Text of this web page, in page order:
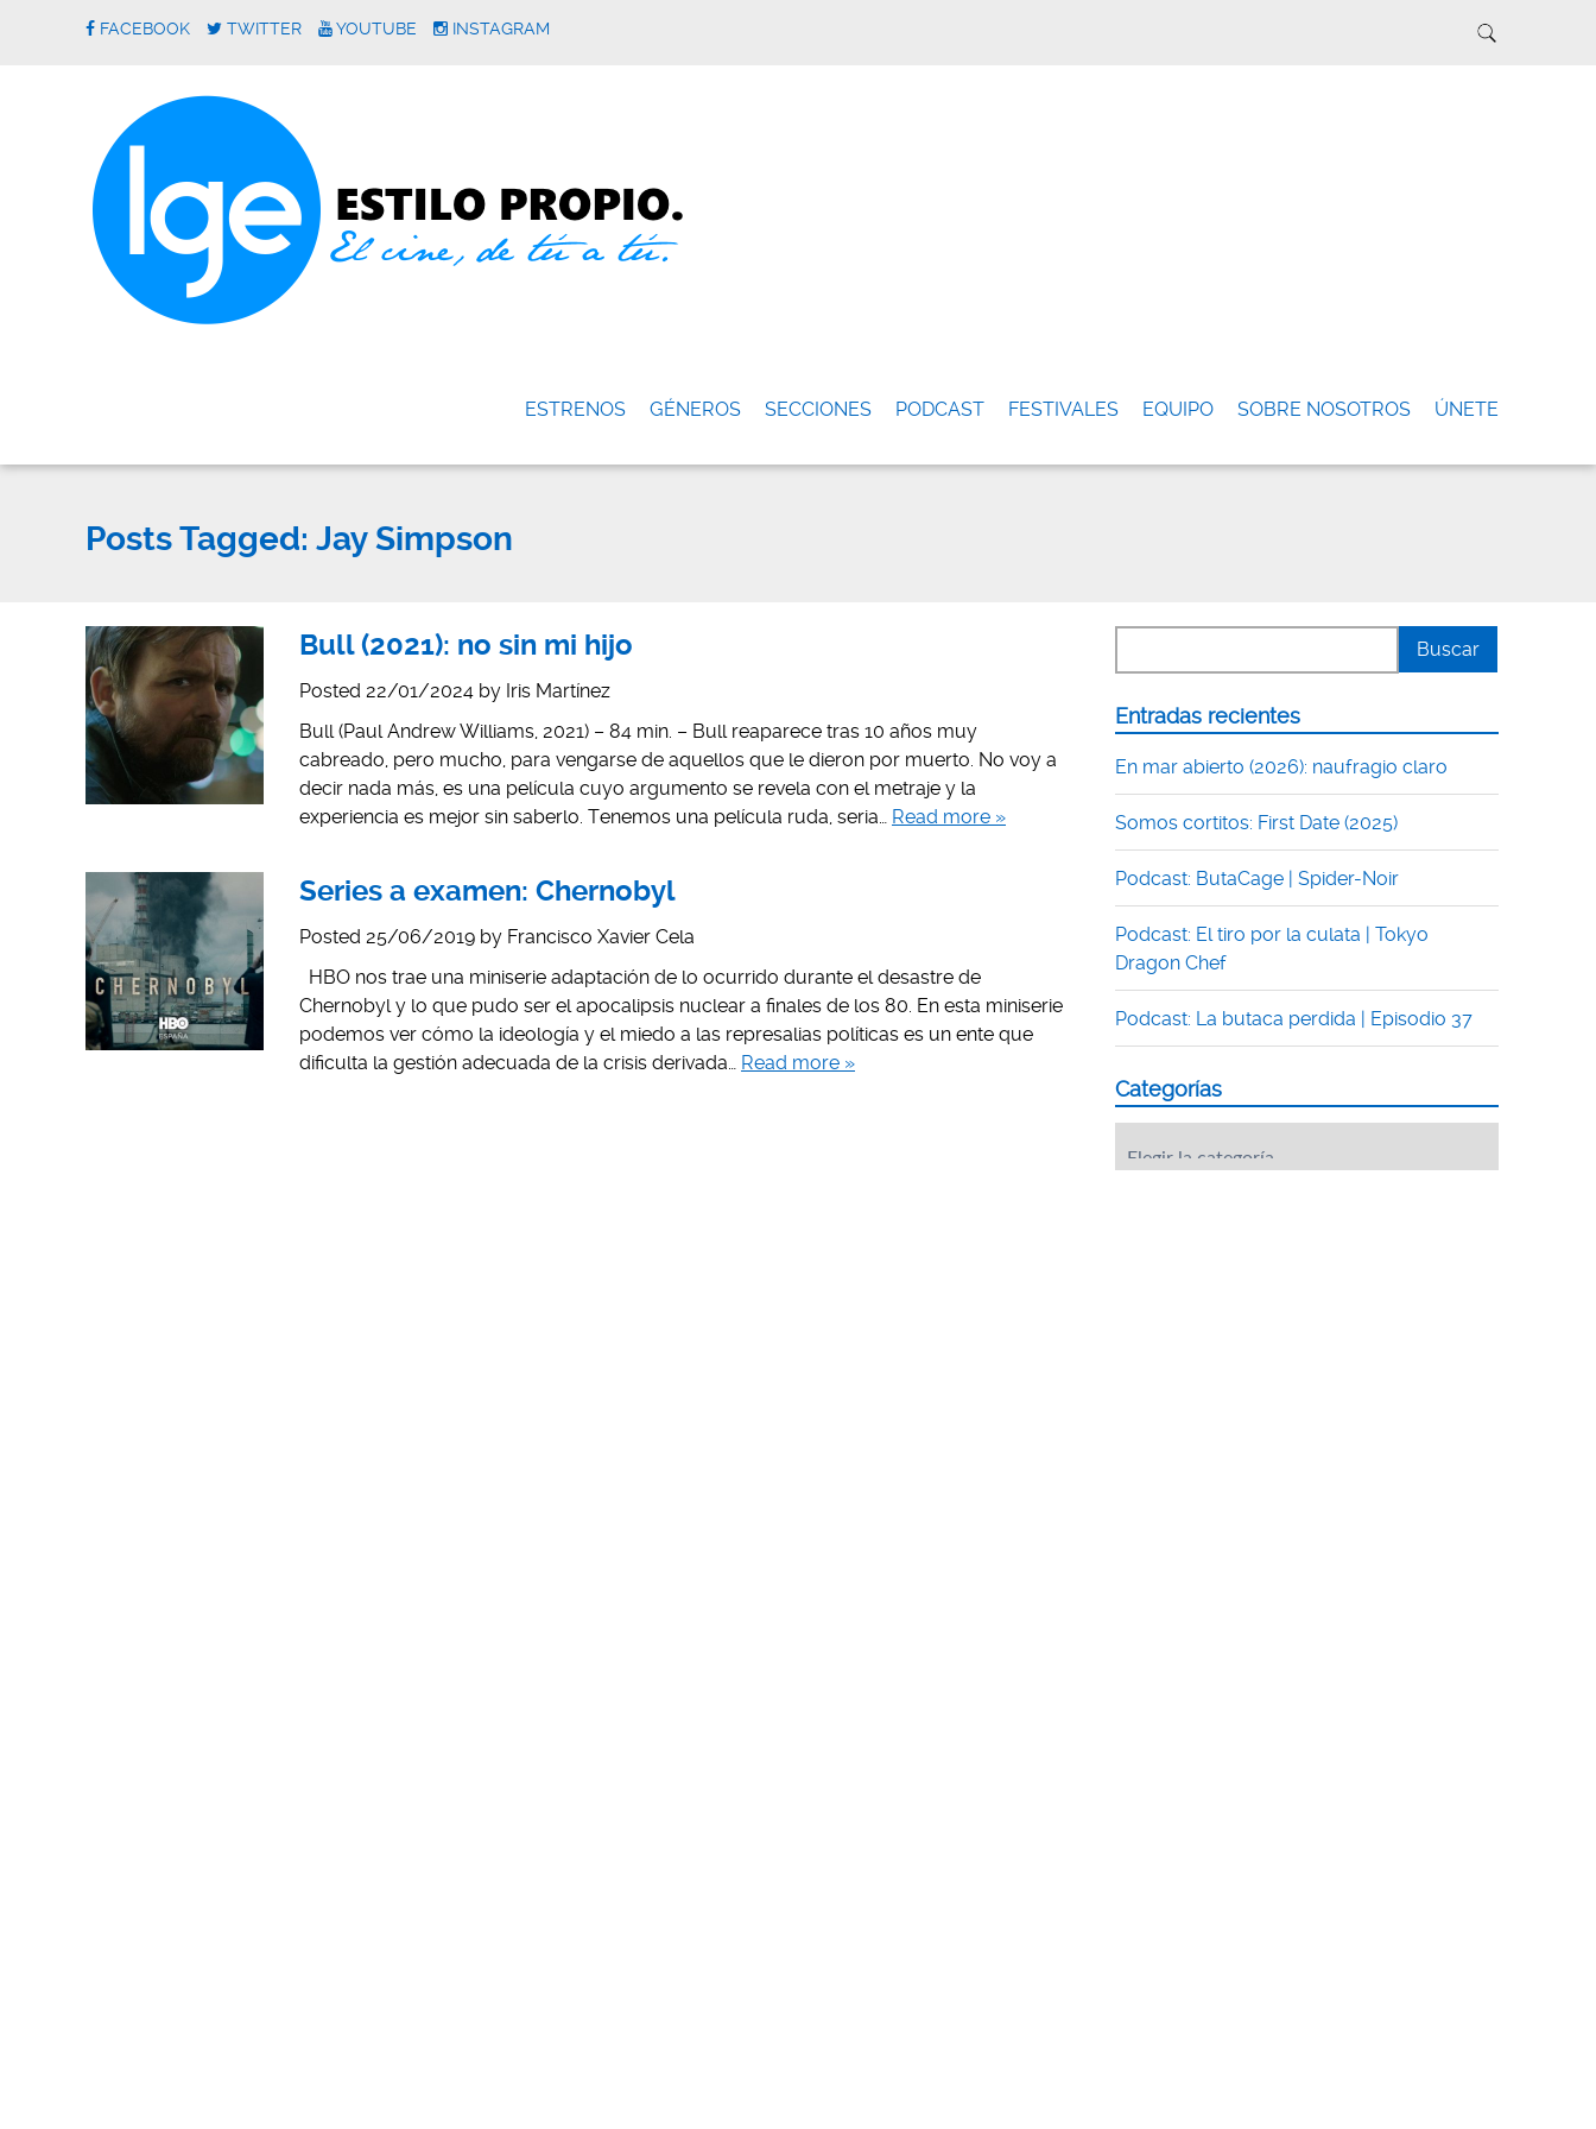
FACEBOOK TWITTER YOUTUBE INSTAGRAM
ESTRENOS GÉNEROS SECCIONES PODCAST FESTIVALES EQUIPO SOBRE NOSOTROS ÚNETE
Posts Tagged: Jay Simpson
Bull (2021): no sin mi hijo
Posted 22/01/2024 by Iris Martínez
Bull (Paul Andrew Williams, 2021) – 84 min. – Bull reaparece tras 10 años muy
cabreado, pero mucho, para vengarse de aquellos que le dieron por muerto. No voy a
decir nada más, es una película cuyo argumento se revela con el metraje y la
experiencia es mejor sin saberlo. Tenemos una película ruda, seria… Read more »
Series a examen: Chernobyl
Posted 25/06/2019 by Francisco Xavier Cela
HBO nos trae una miniserie adaptación de lo ocurrido durante el desastre de
Chernobyl y lo que pudo ser el apocalipsis nuclear a finales de los 80. En esta miniserie
podemos ver cómo la ideología y el miedo a las represalias políticas es un ente que
dificulta la gestión adecuada de la crisis derivada… Read more »
Entradas recientes
En mar abierto (2026): naufragio claro
Somos cortitos: First Date (2025)
Podcast: ButaCage | Spider-Noir
Podcast: El tiro por la culata | Tokyo
Dragon Chef
Podcast: La butaca perdida | Episodio 37
Categorías